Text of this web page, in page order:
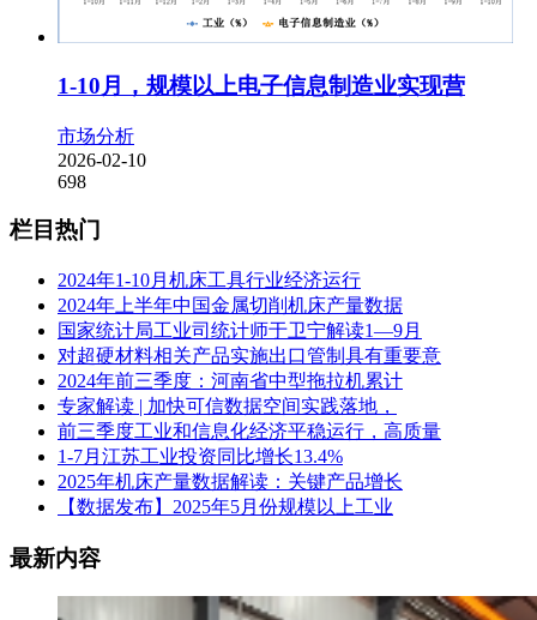
1-10月，规模以上电子信息制造业实现营
市场分析
2026-02-10
698
栏目热门
2024年1-10月机床工具行业经济运行
2024年上半年中国金属切削机床产量数据
国家统计局工业司统计师于卫宁解读1—9月
对超硬材料相关产品实施出口管制具有重要意
2024年前三季度：河南省中型拖拉机累计
专家解读 | 加快可信数据空间实践落地，
前三季度工业和信息化经济平稳运行，高质量
1-7月江苏工业投资同比增长13.4%
2025年机床产量数据解读：关键产品增长
【数据发布】2025年5月份规模以上工业
最新内容